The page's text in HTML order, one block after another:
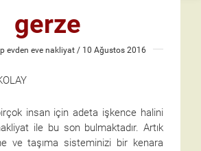
gerze
evden eve nakliyat/ 10 Ağustos 2016
insan için adeta işkence halini
ile bu son bulmaktadır. Artık
ve taşıma sisteminizi bir kenara